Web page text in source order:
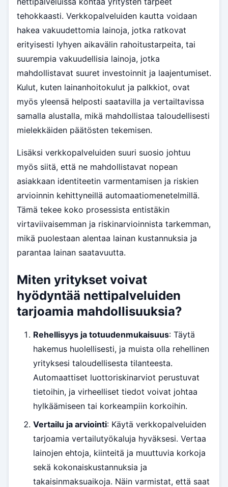
tehokkaasti. Verkkopalveluiden kautta voidaan
hakea vakuudettomia lainoja, jotka ratkovat
erityisesti lyhyen aikavälin rahoitustarpeita, tai
suurempia vakuudellisia lainoja, jotka
mahdollistavat suuret investoinnit ja laajentumiset.
Kulut, kuten lainanhoitokulut ja palkkiot, ovat
myös yleensä helposti saatavilla ja vertailtavissa
samalla alustalla, mikä mahdollistaa taloudellisesti
mielekkäiden päätösten tekemisen.
Lisäksi verkkopalveluiden suuri suosio johtuu
myös siitä, että ne mahdollistavat nopean
asiakkaan identiteetin varmentamisen ja riskien
arvioinnin kehittyneillä automaatiomenetelmillä.
Tämä tekee koko prosessista entistäkin
virtaviivaisemman ja riskinarvioinnista tarkemman,
mikä puolestaan alentaa lainan kustannuksia ja
parantaa lainan saatavuutta.
Miten yritykset voivat
hyödyntää nettipalveluiden
tarjoamia mahdollisuuksia?
Rehellisyys ja totuudenmukaisuus: Täytä
hakemus huolellisesti, ja muista olla rehellinen
yrityksesi taloudellisesta tilanteesta.
Automaattiset luottoriskinarviot perustuvat
tietoihin, ja virheelliset tiedot voivat johtaa
hylkäämiseen tai korkeampiin korkoihin.
Vertailu ja arviointi: Käytä verkkopalveluiden
tarjoamia vertailutyökaluja hyväksesi. Vertaa
lainojen ehtoja, kiinteitä ja muuttuvia korkoja
sekä kokonaiskustannuksia ja
takaisinmaksuaikoja. Näin varmistat, että saat